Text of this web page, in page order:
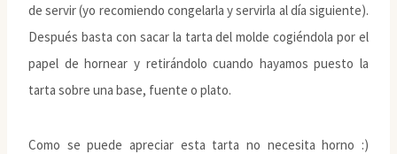
de servir (yo recomiendo congelarla y servirla al día siguiente).
Después basta con sacar la tarta del molde cogiéndola por el
papel de hornear y retirándolo cuando hayamos puesto la
tarta sobre una base, fuente o plato.
Como se puede apreciar esta tarta no necesita horno :)